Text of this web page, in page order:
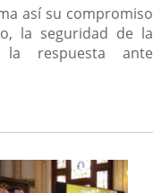
así su compromiso
la seguridad de la
respuesta ante